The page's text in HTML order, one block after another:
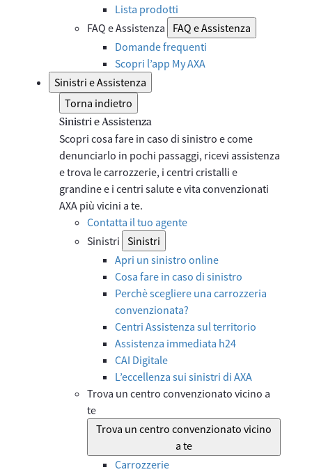
Lista prodotti
FAQ e Assistenza
FAQ e Assistenza
Domande frequenti
Scopri l’app My AXA
Sinistri e Assistenza
Torna indietro
Sinistri e Assistenza
Scopri cosa fare in caso di sinistro e come
denunciarlo in pochi passaggi, ricevi assistenza
e trova le carrozzerie, i centri cristalli e
grandine e i centri salute e vita convenzionati
AXA più vicini a te.
Contatta il tuo agente
Sinistri Sinistri
Apri un sinistro online
Cosa fare in caso di sinistro
Perchè scegliere una carrozzeria
convenzionata?
Centri Assistenza sul territorio
Assistenza immediata h24
CAI Digitale
L’eccellenza sui sinistri di AXA
Trova un centro convenzionato vicino a
te
Trova un centro convenzionato vicino
a te
Carrozzerie